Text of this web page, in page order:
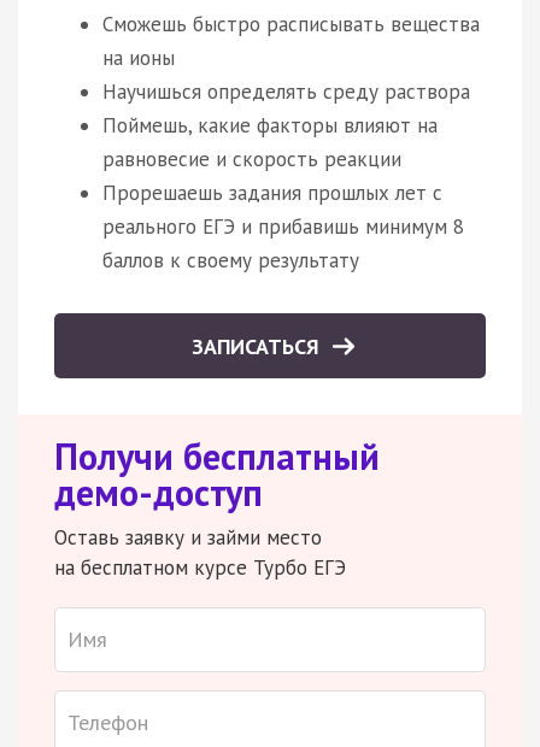
Сможешь быстро расписывать вещества
на ионы
Научишься определять среду раствора
Поймешь, какие факторы влияют на
равновесие и скорость реакции
Прорешаешь задания прошлых лет с
реального ЕГЭ и прибавишь минимум 8
баллов к своему результату
ЗАПИСАТЬСЯ
Получи бесплатный
демо-доступ
Оставь заявку и займи место
на бесплатном курсе Турбо ЕГЭ